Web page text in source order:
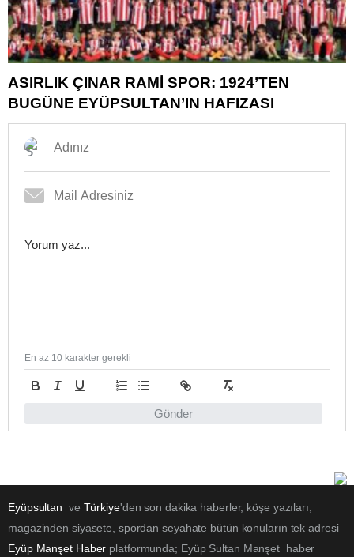
ASIRLIK ÇINAR RAMİ SPOR: 1924’TEN
BUGÜNE EYÜPSULTAN’IN HAFIZASI
Gönder
En az 10 karakter gerekli
Eyüpsultan ve Türkiye'den son dakika haberler, köşe yazıları,
magazinden siyasete, spordan seyahate bütün konuların tek adresi
Eyüp Manşet Haber platformunda; Eyüp Sultan Manşet haber